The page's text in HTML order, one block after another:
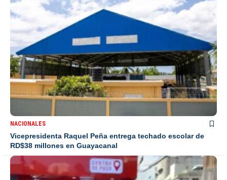
NACIONALES
Vicepresidenta Raquel Peña entrega techado escolar de
RD$38 millones en Guayacanal